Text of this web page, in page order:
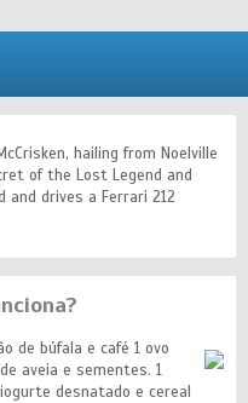
hailing from Noelville
of the Lost Legend and
and drives a Ferrari 212
de búfala e café 1 ovo
aveia e sementes. 1
desnatado e cereal